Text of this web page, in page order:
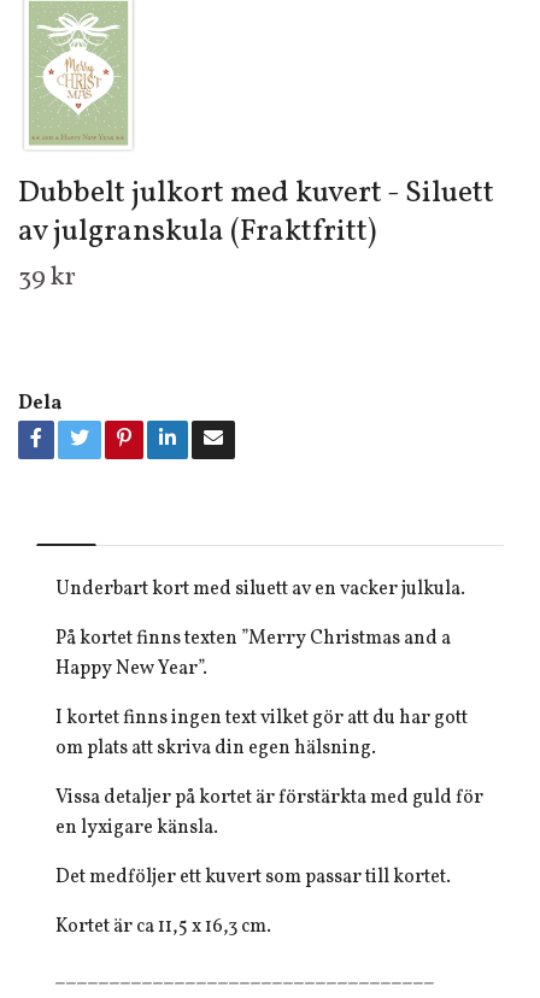
Dubbelt julkort med kuvert - Siluett
av julgranskula (Fraktfritt)
39 kr
Dela
Underbart kort med siluett av en vacker julkula.
På kortet finns texten ”Merry Christmas and a
Happy New Year”.
I kortet finns ingen text vilket gör att du har gott
om plats att skriva din egen hälsning.
Vissa detaljer på kortet är förstärkta med guld för
en lyxigare känsla.
Det medföljer ett kuvert som passar till kortet.
Kortet är ca 11,5 x 16,3 cm.
___________________________________